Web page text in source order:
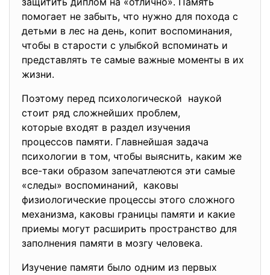
помогает не забыть, что нужно для похода с
детьми в лес на день, копит воспоминания,
чтобы в старости с улыбкой вспоминать и
представлять те самые важные моменты в их
жизни.
Поэтому перед психологической наукой
стоит ряд сложнейших проблем,
которые входят в раздел изучения
процессов памяти. Главнейшая задача
психологии в том, чтобы выяснить, каким же
все-таки образом запечатлеются эти самые
«следы» воспоминаний, каковы
физиологические процессы этого сложного
механизма, каковы границы памяти и какие
приемы могут расширить пространство для
заполнения памяти в мозгу человека.
Изучение памяти было одним из первых